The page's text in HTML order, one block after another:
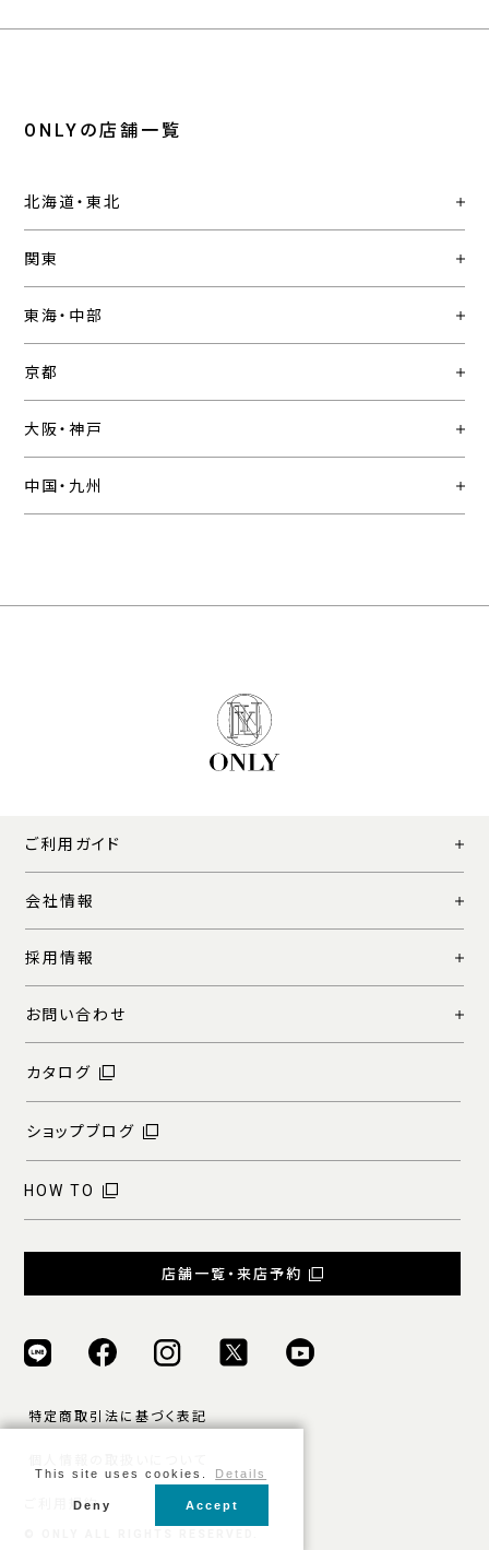
ONLYの店舗一覧
北海道・東北
関東
東海・中部
京都
大阪・神戸
中国・九州
ご利用ガイド
会社情報
採用情報
お問い合わせ
カタログ
ショップブログ
HOW TO
店舗一覧・来店予約
特定商取引法に基づく表記
ご利用規約
This site uses cookies. Details
Deny Accept